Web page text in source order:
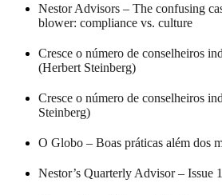
Nestor Advisors – The confusing
blower: compliance vs. culture
Cresce o número de conselheiros
(Herbert Steinberg)
Cresce o número de conselheiros
Steinberg)
O Globo – Boas práticas além dos
Nestor’s Quarterly Advisor – Issue